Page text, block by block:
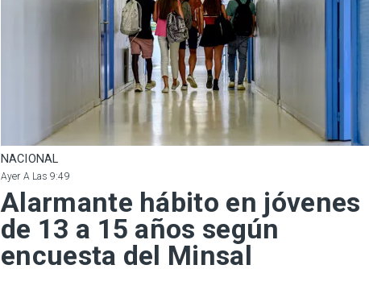
NACIONAL
Ayer A Las 9:49
Alarmante hábito en jóvenes
de 13 a 15 años según
encuesta del Minsal